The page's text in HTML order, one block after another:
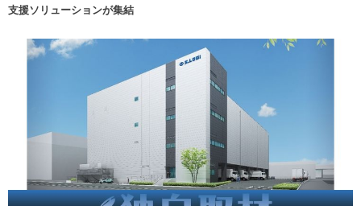
支援ソリューションが集結